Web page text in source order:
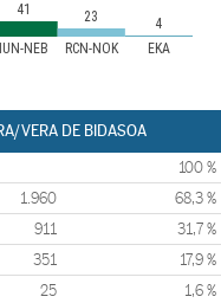
IUN-NEB RCN-NOK EKA
41 23 4
VERA DE BIDASOA
100 %
1.960 68,3 %
911 31,7 %
351 17,9 %
25 1,6 %